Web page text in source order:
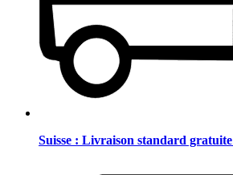
Suisse : Livraison standard gratuite